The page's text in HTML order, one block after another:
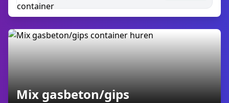
Mix gasbeton/gips